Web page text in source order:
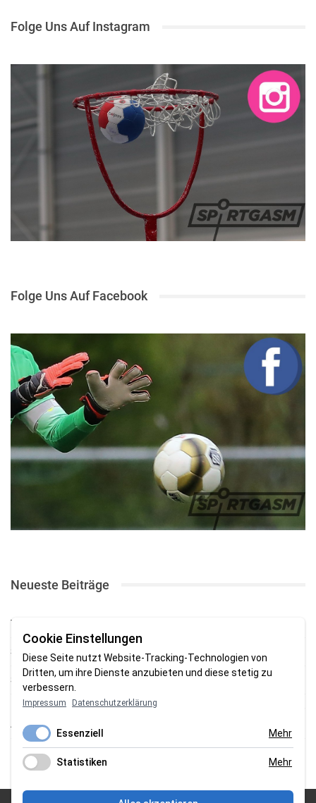
Folge Uns Auf Instagram
Folge Uns Auf Facebook
Neueste Beiträge
TSV gewinnt Testspiel bei Braker Reserve
SV Brake gewinnt erstes Heimspiel mit 2:0
SV Brake feiert 5:2-Auftaktsieg beim Delmenhorster TB
Fehlstart in Oldenburg: 1. FC Nordenham verliert zum Bezirksliga-
Auftakt
Fußball in der Wesermarsch: Die Bilder vom Wochenende
Cookie Einstellungen
Diese Seite nutzt Website-Tracking-Technologien von
Dritten, um ihre Dienste anzubieten und diese stetig zu
verbessern.
Impressum Datenschutzerklärung
Essenziell Mehr
Statistiken Mehr